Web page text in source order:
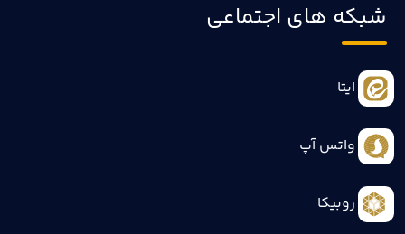
شبکه های اجتماعی
ایتا
واتس آپ
روبیکا